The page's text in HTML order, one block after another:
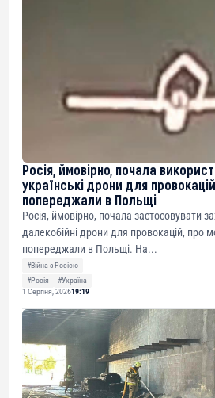
Росія, ймовірно, почала
українські дрони для
попереджали в Польщі
Росія, ймовірно, почала застосовувати
далекобійні дрони для провокацій, про
попереджали в Польщі. На...
#Війна з Росією
#Росія
#Україна
1 Серпня, 202619:19